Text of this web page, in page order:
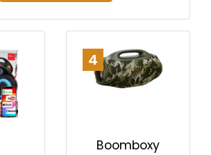
4
Boomboxy